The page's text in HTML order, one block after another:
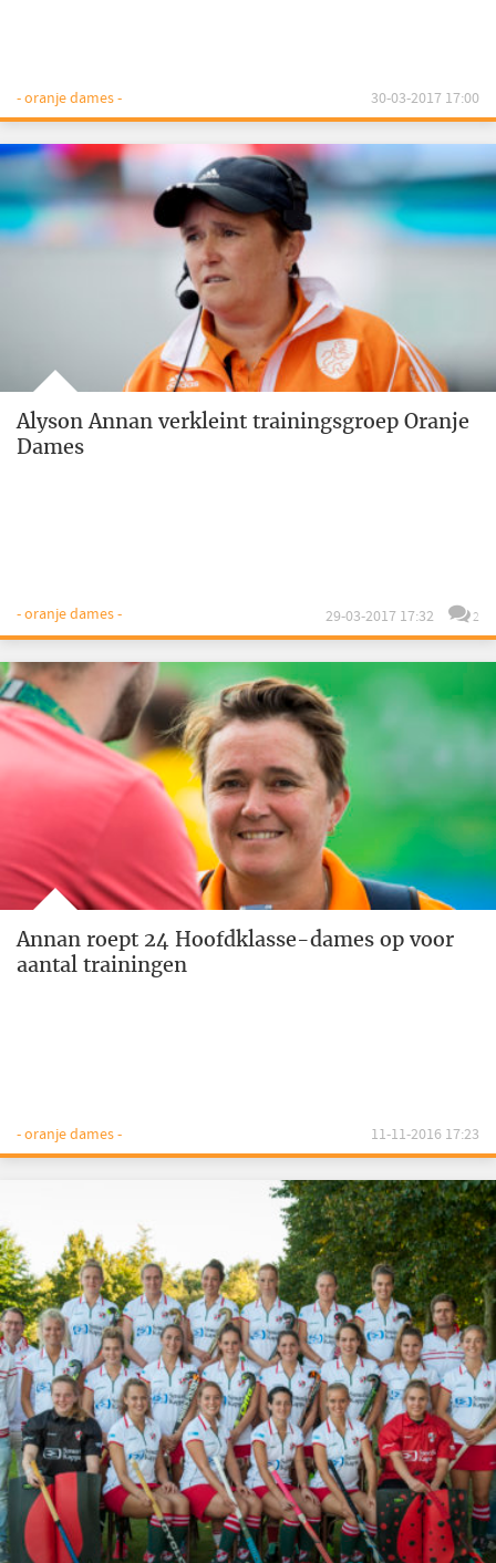
- oranje dames - 30-03-2017 17:00
Alyson Annan verkleint trainingsgroep Oranje
Dames
- oranje dames - 29-03-2017 17:32 2
Annan roept 24 Hoofdklasse-dames op voor
aantal trainingen
- oranje dames - 11-11-2016 17:23